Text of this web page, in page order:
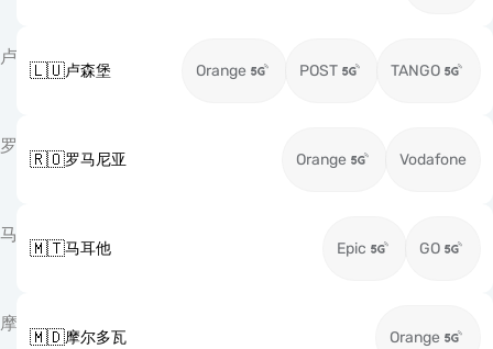
卢
🇱🇺卢森堡 Orange POST TANGO
罗
🇷🇴罗马尼亚 Orange Vodafone
马
🇲🇹马耳他 Epic GO
摩
🇲🇩摩尔多瓦 Orange